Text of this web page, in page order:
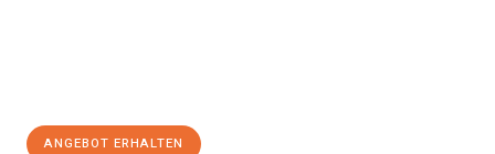
ANGEBOT ERHALTEN